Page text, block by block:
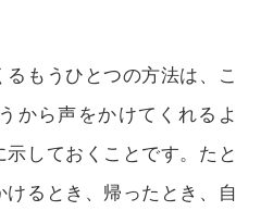
もうひとつの方法は、こ
から声をかけてくれるよ
しておくことです。たと
けるとき、帰ったとき、自